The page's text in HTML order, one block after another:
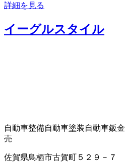
詳細を見る
イーグルスタイル
自動車整備自動車塗装自動車鈑金
売
佐賀県鳥栖市古賀町５２９－７